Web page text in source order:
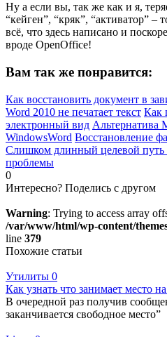
Ну а если вы, так же как и я,
“кейген”, “кряк”, “активатор” –
всё, что здесь написано и
вроде OpenOffice!
Вам так же понравится:
Как восстановить документ в
Word 2010 не печатает текст Как
электронный вид Альтернатива
WindowsWord Восстановление
Слишком длинный целевой путь
проблемы
0
Интересно? Поделись с другом
Warning: Trying to access array
/var/www/html/wp-content/
line 379
Похожие статьи
Утилиты 0
Как узнать что занимает место
В очередной раз получив
заканчивается свободное место”